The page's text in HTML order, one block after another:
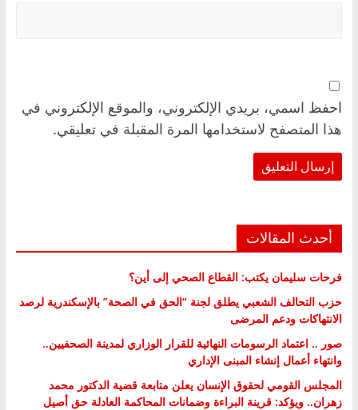
احفظ اسمي، بريدي الإلكتروني، والموقع الإلكتروني في
هذا المتصفح لاستخدامها المرة المقبلة في تعليقي.
أحدث المقالات
فرحات سليمان يكتب: القطاع الصحي إلى أين؟
حزب التحالف الشعبي يطلق لجنة “الحق في الصحة” بالإسكندرية لرصد
الانتهاكات ودعم المرضى
صور .. اعتماد الرسومات النهائية للقرار الوزاري لمدينة الصحفيين..
وانتهاء أعمال إنشاء المبنى الإداري
المجلس القومي لحقوق الإنسان يعلن متابعة قضية الدكتور محمد
زهران.. ويؤكد: قرينة البراءة وضمانات المحاكمة العادلة حق أصيل